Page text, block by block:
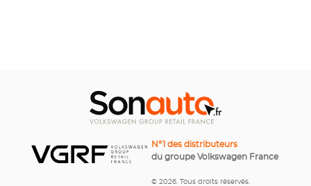
N°1 des distributeurs
du groupe Volkswagen France
© 2026. Tous droits réservés.